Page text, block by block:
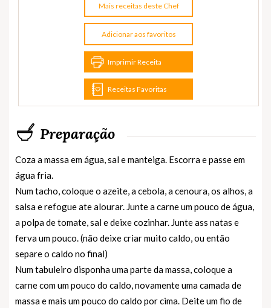
Mais receitas deste Chef
Adicionar aos favoritos
Imprimir Receita
Receitas Favoritas
Preparação
Coza a massa em água, sal e manteiga. Escorra e passe em
água fria.
Num tacho, coloque o azeite, a cebola, a cenoura, os alhos, a
salsa e refogue ate alourar. Junte a carne um pouco de água,
a polpa de tomate, sal e deixe cozinhar. Junte ass natas e
ferva um pouco. (não deixe criar muito caldo, ou então
separe o caldo no final)
Num tabuleiro disponha uma parte da massa, coloque a
carne com um pouco do caldo, novamente uma camada de
massa e mais um pouco do caldo por cima. Deite um fio de